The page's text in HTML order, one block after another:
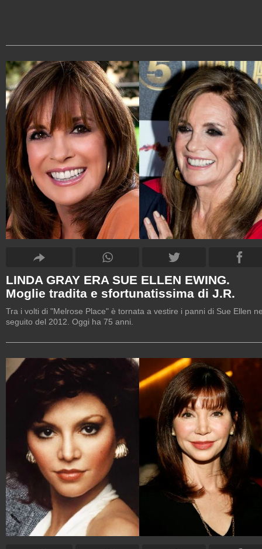
LINDA GRAY ERA SUE ELLEN EWING.
Moglie tradita e sfortunatissima di J.R.
Tra i volti di "Melrose Place" è tornata a vestire i panni di Sue Ellen
seguito del 2012. Oggi ha 75 anni.